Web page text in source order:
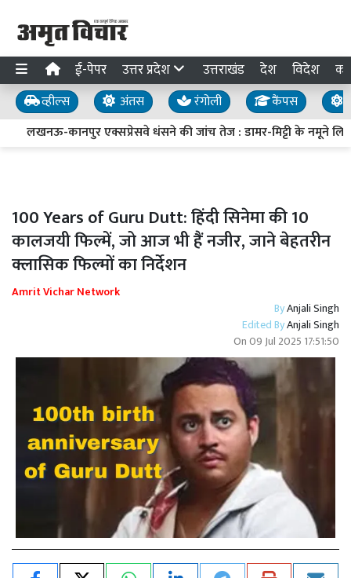
ई-पेपर उत्तर प्रदेश उत्तराखंड देश विदेश
व्हील्स अंतस रंगोली कैंपस
लखनऊ-कानपुर एक्सप्रेसवे धंसने की जांच तेज : डामर-मिट्टी के नमूने लिए,
100 Years of Guru Dutt: हिंदी सिनेमा की 10
कालजयी फिल्में, जो आज भी हैं नजीर, जाने बेहतरीन
क्लासिक फिल्मों का निर्देशन
Amrit Vichar Network
ByAnjali Singh
Edited ByAnjali Singh
On09 Jul 2025 17:51:50